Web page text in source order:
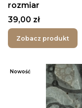
rozmiar
Cena
39,00 zł
Zobacz produkt
Nowość